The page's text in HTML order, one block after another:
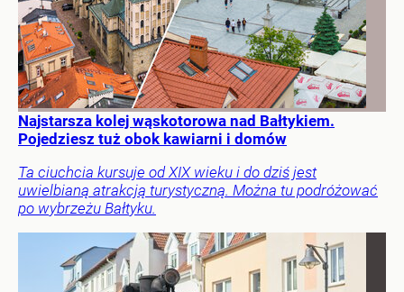
Najstarsza kolej wąskotorowa nad Bałtykiem.
Pojedziesz tuż obok kawiarni i domów
Ta ciuchcia kursuje od XIX wieku i do dziś jest
uwielbianą atrakcją turystyczną. Można tu podróżować
po wybrzeżu Bałtyku.